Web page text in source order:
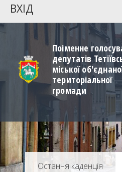
ВХІД
Поіменне
депутатів
міської
територіальної
громади